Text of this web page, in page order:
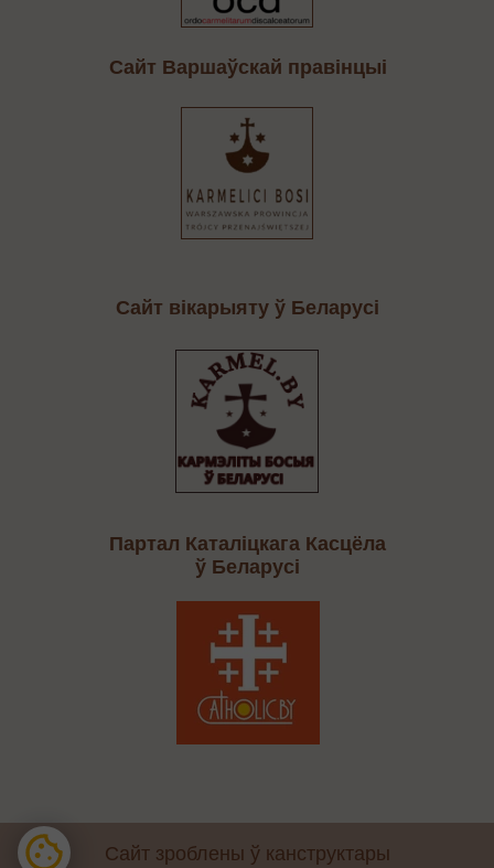
Сайт вікарыяту ў Беларусі
Партал Каталіцкага Касцёла
ў Беларусі
Cайт Варшаўскай правінцыі
Сайт зроблены ў канструктары